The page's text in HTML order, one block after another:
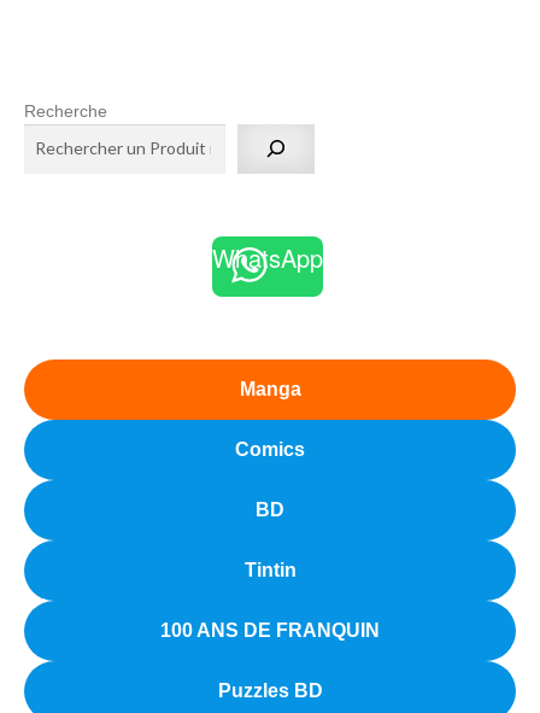
Recherche
WhatsApp
Manga
Comics
BD
Tintin
100 ANS DE FRANQUIN
Puzzles BD